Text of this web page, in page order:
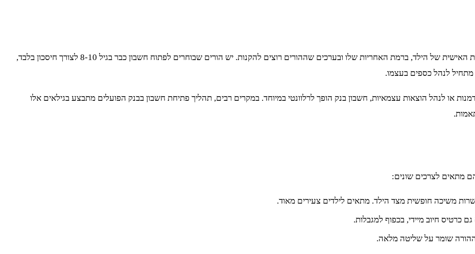
אין גיל “נכון” אחד שמתאים לכל הילדים, וההחלטה תלויה בבשלות האישית של הילד, ברמת האחריות שלו ובערכים שההורים רוצים להקנות. יש הורים שבוחרים לפתוח חשבון כבר בגיל 8-10 לצורך חיסכון בלבד,
מתחיל לנהל כספים בעצמו.
או לנהל הוצאות עצמאיות, חשבון בנק הופך לרלוונטי במיוחד. במקרים רבים, תהליך פתיחת חשבון בבנק הפועלים מתבצע בגילאים אלו
מתאים לצרכים שונים:
משיכה חופשית מצד הילד. מתאים לילדים צעירים מאוד.
כרטיס חיוב מיידי, בכפוף למגבלות.
שומר על שליטה מלאה.